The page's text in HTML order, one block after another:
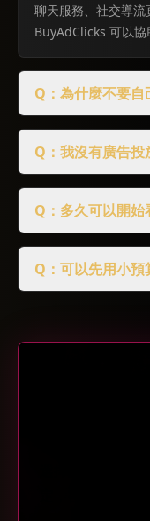
聊天服務、社交導流
BuyAdClicks 可以協
Q：為什麼不要自
Q：我沒有廣告投
Q：多久可以開始
Q：可以先用小預